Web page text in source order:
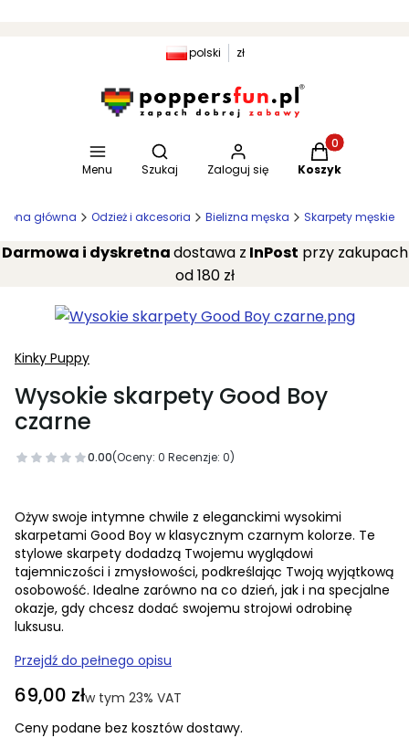
polski zł
Menu
Otwórz wyszukiwarkę
Szukaj Zaloguj się
Produkty w
Koszyk
główna Odzież i akcesoria Bielizna męska Skarpety męskie
Darmowa i dyskretnadostawa z InPost przy zakupach
od 180 zł
Kinky Puppy
Wysokie skarpety Good Boy
czarne
0.00(Oceny: 0 Recenzje: 0)
Ożyw swoje intymne chwile z eleganckimi wysokimi
skarpetami Good Boy w klasycznym czarnym kolorze. Te
stylowe skarpety dodadzą Twojemu wyglądowi
tajemniczości i zmysłowości, podkreślając Twoją wyjątkową
osobowość. Idealne zarówno na co dzień, jak i na specjalne
okazje, gdy chcesz dodać swojemu strojowi odrobinę
luksusu.
Przejdź do pełnego opisu
Cena
69,00 złw tym 23% VAT
w tym 23% VAT
Ceny podane bez kosztów dostawy.